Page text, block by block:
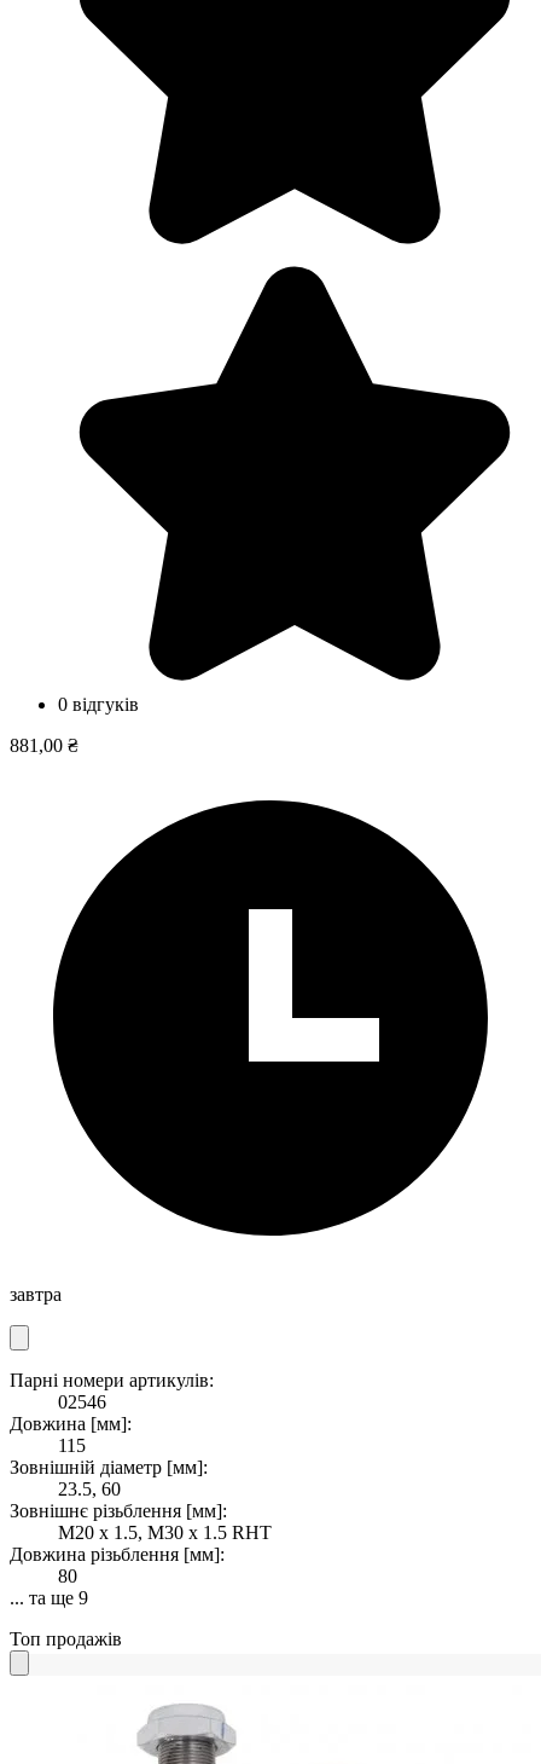
0 відгуків
881,00 ₴
завтра
Парні номери артикулів:
02546
Довжина [мм]:
115
Зовнішній діаметр [мм]:
23.5, 60
Зовнішнє різьблення [мм]:
M20 x 1.5, M30 x 1.5 RHT
Довжина різьблення [мм]:
80
... та ще 9
Топ продажів